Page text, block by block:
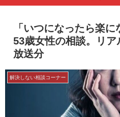
「いつになったら楽に
53歳女性の相談。リ
放送分
解決しない相談コーナー